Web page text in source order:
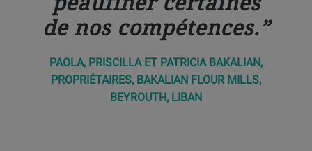
de nos compétences.
PAOLA, PRISCILLA ET PATRICIA BAKALIAN,
PROPRIÉTAIRES, BAKALIAN FLOUR MILLS,
BEYROUTH, LIBAN